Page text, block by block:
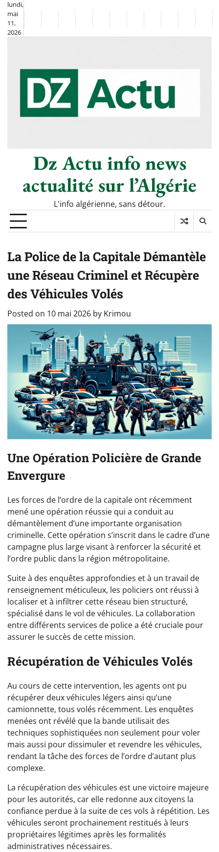
Skip
content
lundi,
mai
11,
2026
FlashSportclasséDiasporaChronique
–
Le
Thé
SociétéCultureMondeÉconomie
Tech
Dz Actu info news
actualité sur l’Algérie
L'info algérienne, sans détour.
La Police de la Capitale Démantèle
une Réseau Criminel et Récupère
des Véhicules Volés
Posted on 10 mai 2026 by Krimou
Une Opération Policière de Grande
Envergure
Les forces de l’ordre de la capitale ont récemment
mené une opération réussie qui a conduit au
démantèlement d’une importante organisation
criminelle. Cette opération s’inscrit dans le cadre d’une
campagne plus large visant à renforcer la sécurité et
l’ordre public dans la région métropolitaine.
Suite à des enquêtes approfondies et à un travail de
renseignement méticuleux, les policiers ont réussi à
localiser et à infiltrer cette réseau bien structuré,
spécialisé dans le vol de véhicules. La collaboration
entre différents services de police a été cruciale pour
assurer le succès de cette mission.
Récupération de Véhicules Volés
Au cours de cette intervention, les agents ont pu
récupérer deux véhicules légers ainsi qu’une
camionnette, tous volés récemment. Les enquêtes
menées ont révélé que la bande utilisait des
techniques sophistiquées non seulement pour voler
mais aussi pour dissimuler et revendre les véhicules,
rendant la tâche des forces de l’ordre d’autant plus
complexe.
La récupération des véhicules est une victoire majeure
pour les autorités, car elle redonne aux citoyens la
confiance perdue à la suite de ces vols à répétition. Les
véhicules seront prochainement restitués à leurs
propriétaires légitimes après les formalités
administratives nécessaires.